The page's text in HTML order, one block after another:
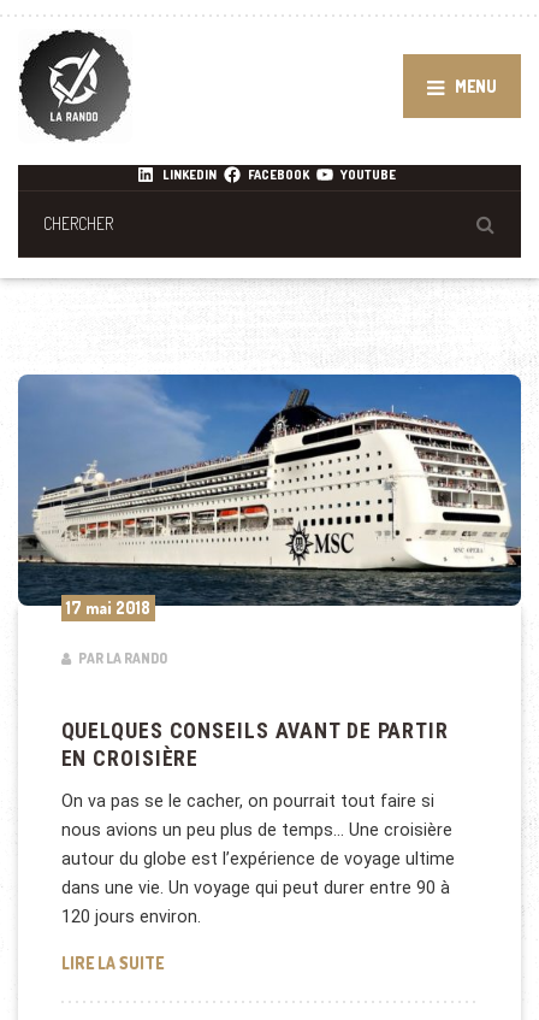
MENU
LINKEDIN FACEBOOK YOUTUBE
17 mai 2018
PAR LA RANDO
QUELQUES CONSEILS AVANT DE PARTIR
EN CROISIÈRE
On va pas se le cacher, on pourrait tout faire si
nous avions un peu plus de temps… Une croisière
autour du globe est l’expérience de voyage ultime
dans une vie. Un voyage qui peut durer entre 90 à
120 jours environ.
LIRE LA SUITEQUELQUES CONSEILS AVANT DE PARTIR EN